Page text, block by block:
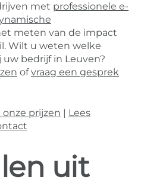
met professionele e-
meten van de impact
Wilt u weten welke
bedrijf in Leuven?
ofvraag een gesprek
onze prijzen
Lees
uit